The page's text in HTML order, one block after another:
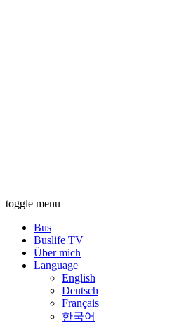
toggle menu
Bus
Buslife TV
Über mich
Language
English
Deutsch
Français
한국어